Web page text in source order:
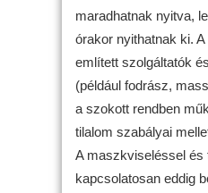
maradhatnak nyitva,
órakor nyithatnak ki.
említett szolgáltatók
(például fodrász,
a szokott rendben
tilalom szabályai
A maszkviseléssel és
kapcsolatosan eddig